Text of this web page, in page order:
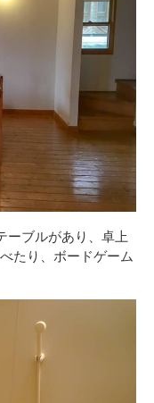
ーブルがあり、卓上
たり、ボードゲーム